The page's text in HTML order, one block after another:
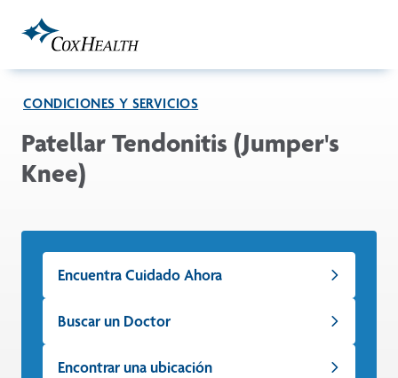
CONDICIONES Y SERVICIOS
Patellar Tendonitis (Jumper's
Knee)
Encuentra Cuidado Ahora
Buscar un Doctor
Encontrar una ubicación